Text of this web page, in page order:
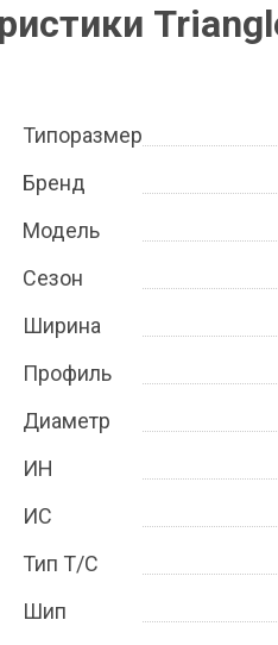
Типоразмер
Бренд
Модель
Сезон
Ширина
Профиль
Диаметр
ИН
ИС
Тип Т/С
Шип